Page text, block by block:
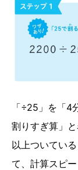
「÷25」を「4
割りすぎ算」
以上ついてい
て、計算スピ